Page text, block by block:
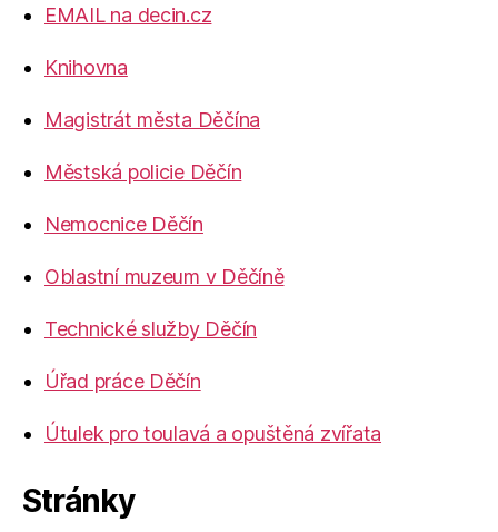
EMAIL na decin.cz
Knihovna
Magistrát města Děčína
Městská policie Děčín
Nemocnice Děčín
Oblastní muzeum v Děčíně
Technické služby Děčín
Úřad práce Děčín
Útulek pro toulavá a opuštěná zvířata
Stránky